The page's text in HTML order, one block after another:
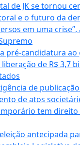
de JK se tornou
e o futuro da
em uma
pré-candidatura ao
de R$ 3,7
de
de atos
tem direito
antecipada